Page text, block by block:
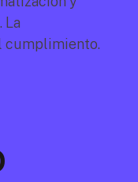
La
cumplimiento.